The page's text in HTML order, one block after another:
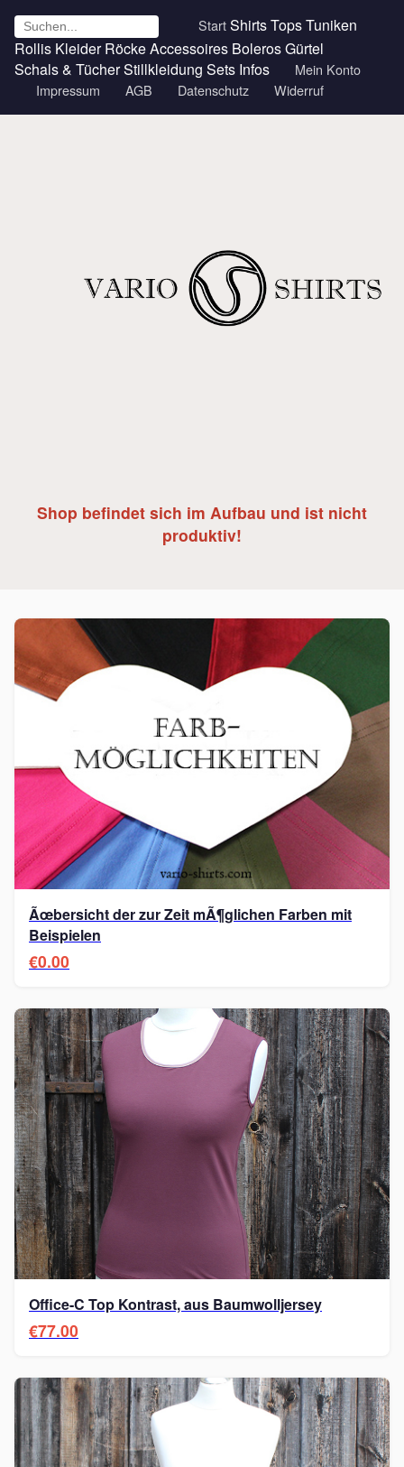
StartShirtsTopsTuniken
Rollis Kleider RöckeAccessoires BolerosGürtel
Schals & TücherStillkleidung Sets Infos
Mein Konto
Impressum
AGB Datenschutz Widerruf
Shop befindet sich im Aufbau und ist nicht
produktiv!
Ãœbersicht der zur Zeit mÃ¶glichen Farben mit
Beispielen
€0.00
Office-C Top Kontrast, aus Baumwolljersey
€77.00